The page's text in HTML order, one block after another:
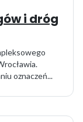
i dróg
oznaczeń...